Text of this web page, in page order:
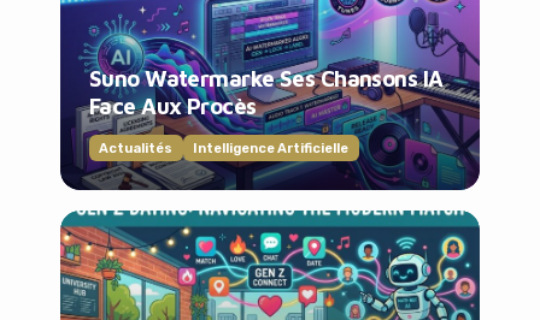
Suno Watermarke Ses Chansons IA
Face Aux Procès
Actualités Intelligence Artificielle